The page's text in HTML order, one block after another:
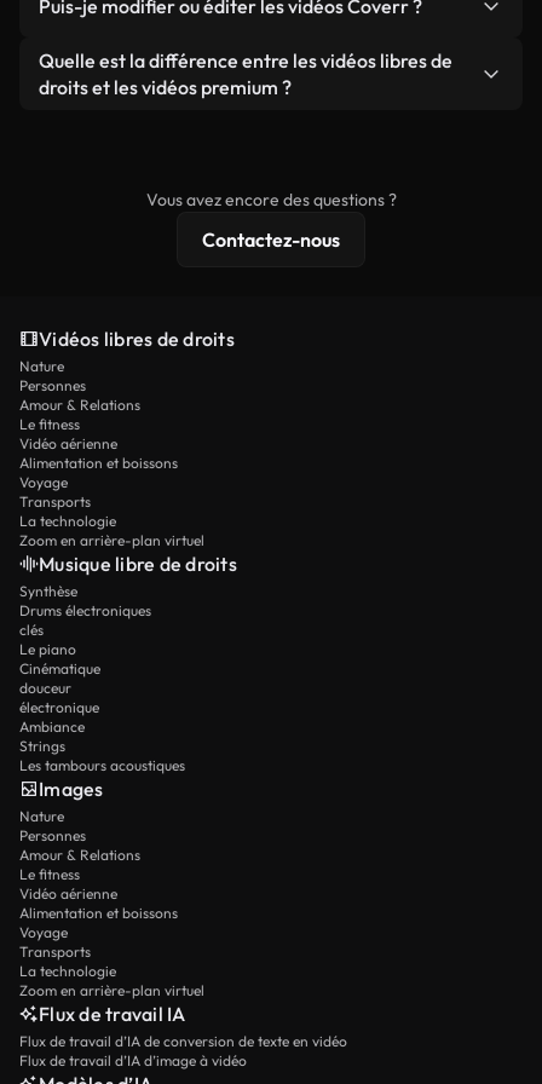
que produit autonome.
soient réelles ou générées par IA, ne comporte de
filigrane. Vous obtenez des images nettes et
prêtes à l'emploi.
Puis-je modifier ou éditer les vidéos Coverr ?
Oui. Vous pouvez librement découper, recadrer ou
remixer nos vidéos. Assurez-vous simplement que
Quelle est la différence entre les vidéos libres de
droits et les vidéos premium ?
résolution 4K et des protections de licence
Vous avez encore des questions ?
Contactez-nous
Vidéos libres de droits
Nature
Personnes
Amour & Relations
Le fitness
Vidéo aérienne
Alimentation et boissons
Voyage
Transports
La technologie
Zoom en arrière-plan virtuel
Musique libre de droits
Synthèse
Drums électroniques
clés
Le piano
Cinématique
douceur
électronique
Ambiance
Strings
Les tambours acoustiques
Images
Nature
Personnes
Amour & Relations
Le fitness
Vidéo aérienne
Alimentation et boissons
Voyage
Transports
La technologie
Zoom en arrière-plan virtuel
Flux de travail IA
Flux de travail d’IA de conversion de texte en vidéo
Flux de travail d’IA d’image à vidéo